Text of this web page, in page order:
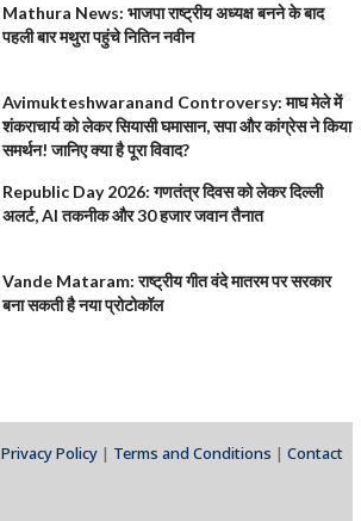
Mathura News: भाजपा राष्ट्रीय अध्यक्ष बनने के बाद
पहली बार मथुरा पहुंचे नितिन नवीन
Avimukteshwaranand Controversy: माघ मेले में
शंकराचार्य को लेकर सियासी घमासान, सपा और कांग्रेस ने किया
समर्थन! जानिए क्या है पूरा विवाद?
Republic Day 2026: गणतंत्र दिवस को लेकर दिल्ली
अलर्ट, AI तकनीक और 30 हजार जवान तैनात
Vande Mataram: राष्ट्रीय गीत वंदे मातरम पर सरकार
बना सकती है नया प्रोटोकॉल
Privacy Policy| Terms and Conditions | Contact